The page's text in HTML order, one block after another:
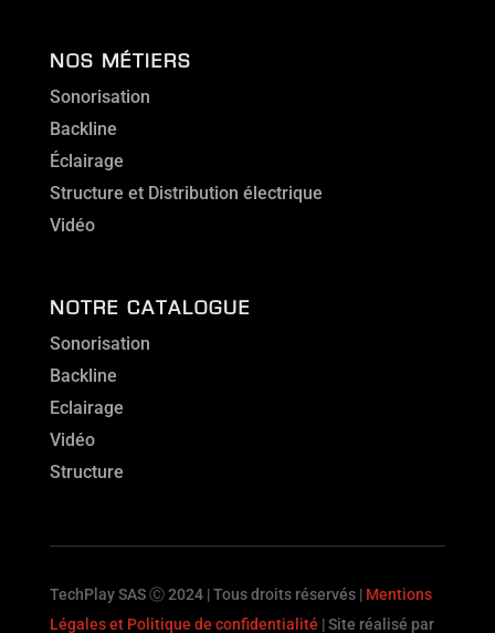
NOS MÉTIERS
Sonorisation
Backline
Éclairage
Structure et Distribution électrique
Vidéo
NOTRE CATALOGUE
Sonorisation
Backline
Eclairage
Vidéo
Structure
TechPlay SAS Ⓒ 2024 | Tous droits réservés | Mentions
Légales et Politique de confidentialité | Site réalisé par